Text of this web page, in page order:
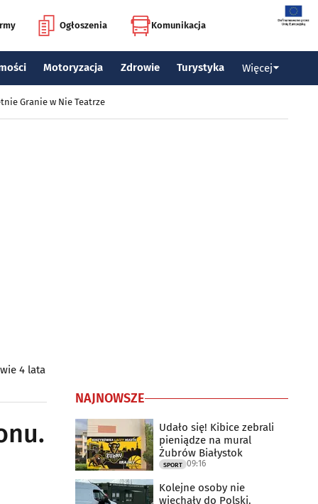
Ogłoszenia Komunikacja
Motoryzacja Zdrowie Turystyka Więcej
Granie w Nie Teatrze
4 lata
NAJNOWSZE
Udało się! Kibice zebrali
pieniądze na mural
Żubrów Białystok
SPORT 09:16
Kolejne osoby nie
wjechały do Polski.